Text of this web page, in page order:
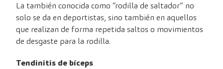
La también conocida como “rodilla de saltador” no
solo se da en deportistas, sino también en aquellos
que realizan de forma repetida saltos o movimientos
de desgaste para la rodilla.
Tendinitis de bíceps